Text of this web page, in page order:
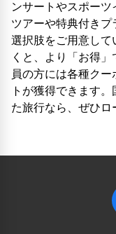
ンサートやスポーツ
ツアーや特典付き
選択肢をご用意して
くと、より「お得
員の方には各種ク
トが獲得できます
た旅行なら、ぜひロ